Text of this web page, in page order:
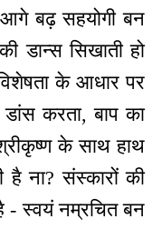
बढ़ सहयोगी बन
डान्स सिखाती हो
के आधार पर
करता, बाप का
के साथ हाथ
है ना? संस्कारों की
- स्वयं नम्रचित बन